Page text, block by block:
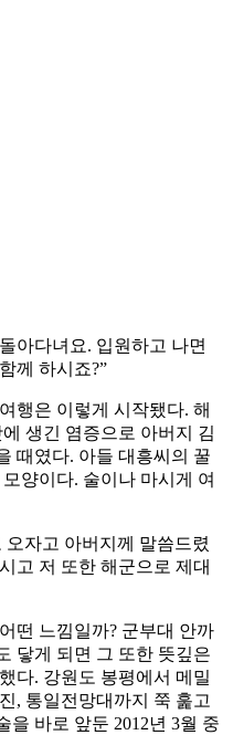
아다녀요. 입원하고 나면
께 하시죠?”
행은 이렇게 시작됐다. 해
생긴 염증으로 아버지 김
때였다. 아들 대흥씨의 꿀
양이다. 술이나 마시게 여
자고 아버지께 말씀드렸
고 저 또한 해군으로 제대
떤 느낌일까? 군부대 안까
닿게 되면 그 또한 뜻깊은
다. 강원도 봉평에서 메밀
, 통일전망대까지 쭉 훑고
을 바로 앞둔 2012년 3월 중